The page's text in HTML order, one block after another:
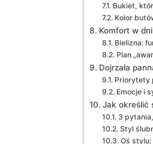
Bukiet,
Kolor
Komfort w
Bielizna:
Plan
Dojrzała
Priorytety
Emocje i
Jak określić
3
Styl
Oś